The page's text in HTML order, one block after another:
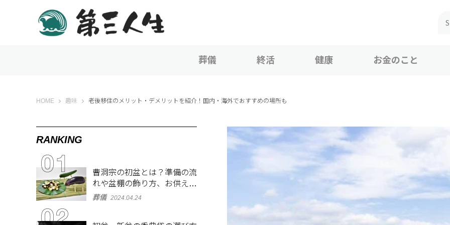
葬儀 終活 健康 お金のこと
HOME 第三人生 〜寄り道の歩き方〜
趣味 老後移住のメリット・デメリットを紹介！国内・海外でおすすめの場所も
RANKING
曹洞宗の初盆とは？準備の流
れや盆棚の飾り方、お供え物
を解説
葬儀 2024.04.24